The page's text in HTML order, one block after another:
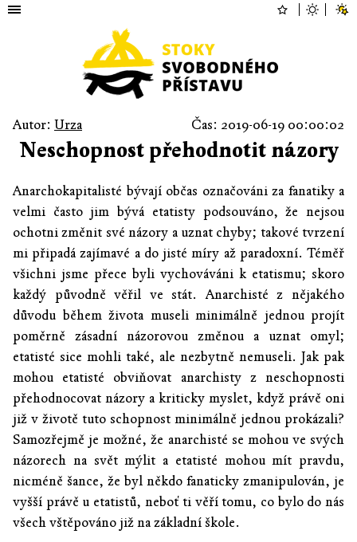
Autor: Urza Čas: 2019-06-19 00:00:02
Neschopnost přehodnotit názory
Anarchokapitalisté bývají občas označováni za fanatiky a
velmi často jim bývá etatisty podsouváno, že nejsou
ochotni změnit své názory a uznat chyby; takové tvrzení
mi připadá zajímavé a do jisté míry až paradoxní. Téměř
všichni jsme přece byli vychováváni k etatismu; skoro
každý původně věřil ve stát. Anarchisté z nějakého
důvodu během života museli minimálně jednou projít
poměrně zásadní názorovou změnou a uznat omyl;
etatisté sice mohli také, ale nezbytně nemuseli. Jak pak
mohou etatisté obviňovat anarchisty z neschopnosti
přehodnocovat názory a kriticky myslet, když právě oni
již v životě tuto schopnost minimálně jednou prokázali?
Samozřejmě je možné, že anarchisté se mohou ve svých
názorech na svět mýlit a etatisté mohou mít pravdu,
nicméně šance, že byl někdo fanaticky zmanipulován, je
vyšší právě u etatistů, neboť ti věří tomu, co bylo do nás
všech vštěpováno již na základní škole.